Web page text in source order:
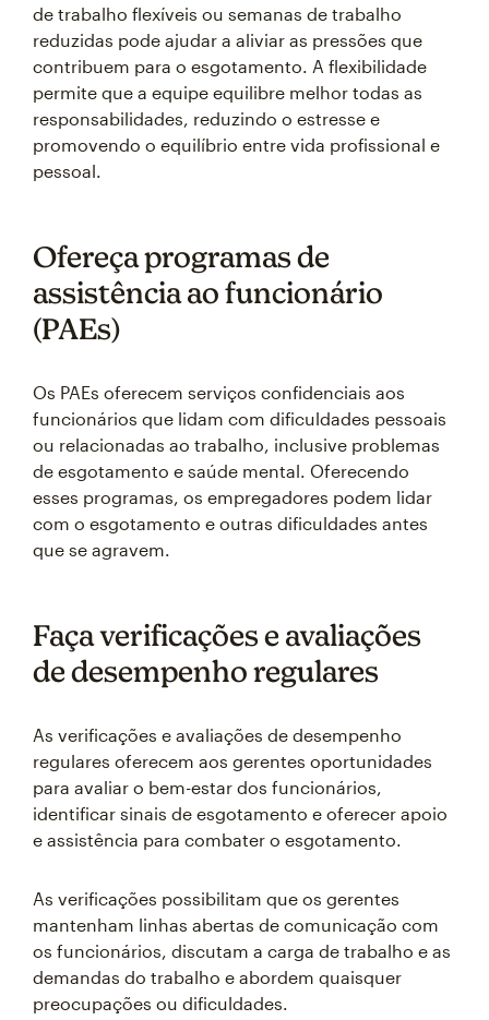
de trabalho flexíveis ou semanas de trabalho
reduzidas pode ajudar a aliviar as pressões que
contribuem para o esgotamento. A flexibilidade
permite que a equipe equilibre melhor todas as
responsabilidades, reduzindo o estresse e
promovendo o equilíbrio entre vida profissional e
pessoal.
Ofereça programas de
assistência ao funcionário
(PAEs)
Os PAEs oferecem serviços confidenciais aos
funcionários que lidam com dificuldades pessoais
ou relacionadas ao trabalho, inclusive problemas
de esgotamento e saúde mental. Oferecendo
esses programas, os empregadores podem lidar
com o esgotamento e outras dificuldades antes
que se agravem.
Faça verificações e avaliações
de desempenho regulares
As verificações e avaliações de desempenho
regulares oferecem aos gerentes oportunidades
para avaliar o bem-estar dos funcionários,
identificar sinais de esgotamento e oferecer apoio
e assistência para combater o esgotamento.
As verificações possibilitam que os gerentes
mantenham linhas abertas de comunicação com
os funcionários, discutam a carga de trabalho e as
demandas do trabalho e abordem quaisquer
preocupações ou dificuldades.